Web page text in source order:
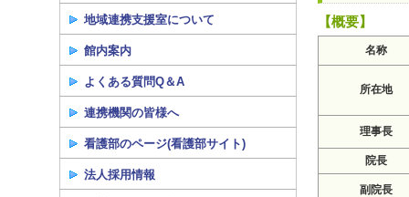
地域連携支援室について
館内案内
よくある質問Q＆A
連携機関の皆様へ
看護部のページ(看護部サイト)
法人採用情報
【概要】
名称
所在地
理事長
院長
副院長